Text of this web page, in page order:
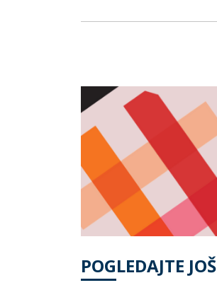
POGLEDAJTE JOŠ